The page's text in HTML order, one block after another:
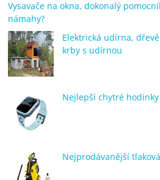
Vysavače na okna, dokonalý
námahy?
Elektrická udírna,
krby s udírnou
Nejlepší chytré hodinky
Nejprodávanější